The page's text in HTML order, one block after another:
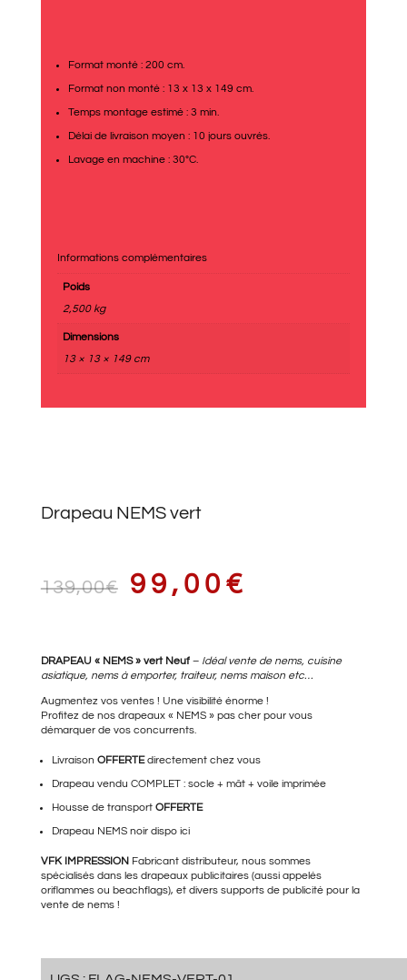
Format monté : 200 cm.
Format non monté : 13 x 13 x 149 cm.
Temps montage estimé : 3 min.
Délai de livraison moyen : 10 jours ouvrés.
Lavage en machine : 30°C.
Informations complémentaires
Poids
2,500 kg
Dimensions
13 × 13 × 149 cm
Drapeau NEMS vert
139,00€ LE
PRIX
INITIAL
ÉTAIT :
139,00€.
99,00 €
PRIX
99,00€.
DRAPEAU « NEMS » vert Neuf– Idéal vente de nems, cuisine
asiatique, nems à emporter, traiteur, nems maison etc…
Augmentez vos ventes ! Une visibilité énorme !
Profitez de nos drapeaux « NEMS » pas cher pour vous
démarquer de vos concurrents.
Livraison OFFERTEdirectement chez vous
Drapeau vendu COMPLET : socle + mât + voile imprimée
Housse de transport OFFERTE
Drapeau NEMS noirdispo ici
VFK IMPRESSION Fabricant distributeur, nous sommes
spécialisés dans les drapeaux publicitaires (aussi appelés
oriflammes ou beachflags), et divers supports de publicité pour la
vente de nems !